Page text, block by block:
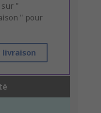
"
" pour
livraison